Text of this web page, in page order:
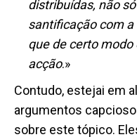
distribuídas, não
santificação com a
que de certo
acção.»
Contudo, estejai em
argumentos
sobre este tópico.